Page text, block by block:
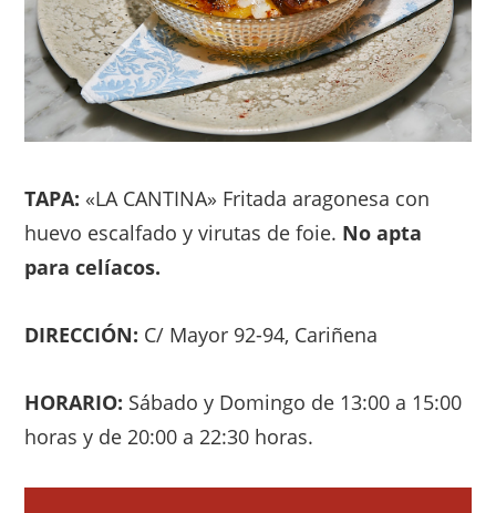
TAPA:«LA CANTINA» Fritada aragonesa con
huevo escalfado y virutas de foie. No apta
para celíacos.
DIRECCIÓN: C/ Mayor 92-94, Cariñena
HORARIO: Sábado y Domingo de 13:00 a 15:00
horas y de 20:00 a 22:30 horas.